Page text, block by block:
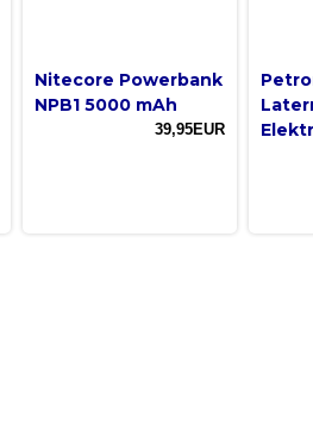
Nitecore Powerbank
NPB1 5000 mAh
39,95EUR